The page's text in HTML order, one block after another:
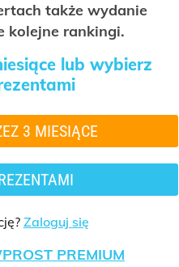
także wydanie
kolejne rankingi.
lub wybierz
3 MIESIĄCE
Zaloguj się
PREMIUM